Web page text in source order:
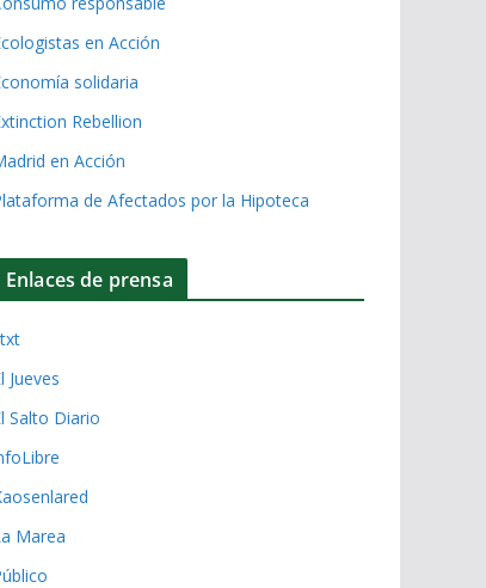
en Acción
solidaria
Rebellion
en Acción
de Afectados por la Hipoteca
Enlaces de prensa
Jueves
Salto Diario
Marea